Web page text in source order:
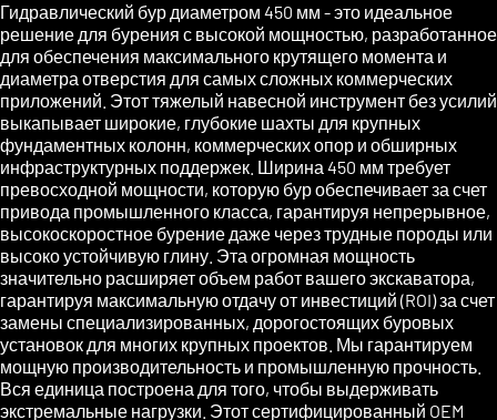
Гидравлический бур диаметром 450 мм - это идеальное
решение для бурения с высокой мощностью, разработанное
для обеспечения максимального крутящего момента и
диаметра отверстия для самых сложных коммерческих
приложений. Этот тяжелый навесной инструмент без усилий
выкапывает широкие, глубокие шахты для крупных
фундаментных колонн, коммерческих опор и обширных
инфраструктурных поддержек. Ширина 450 мм требует
превосходной мощности, которую бур обеспечивает за счет
привода промышленного класса, гарантируя непрерывное,
высокоскоростное бурение даже через трудные породы или
высоко устойчивую глину. Эта огромная мощность
значительно расширяет объем работ вашего экскаватора,
гарантируя максимальную отдачу от инвестиций (ROI) за счет
замены специализированных, дорогостоящих буровых
установок для многих крупных проектов. Мы гарантируем
мощную производительность и промышленную прочность.
Вся единица построена для того, чтобы выдерживать
экстремальные нагрузки. Этот сертифицированный OEM